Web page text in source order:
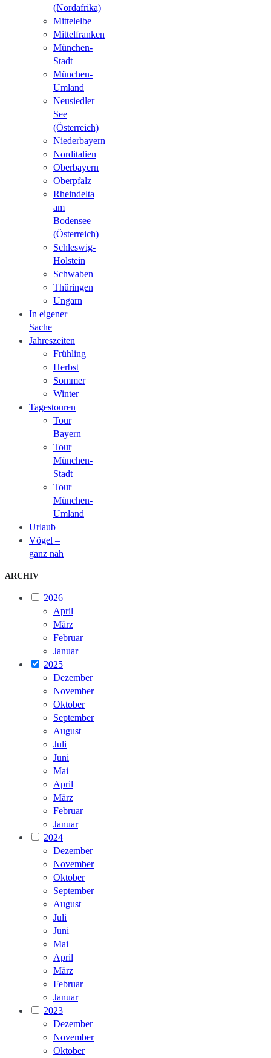
(Nordafrika)
Mittelelbe
Mittelfranken
München-
Stadt
München-
Umland
Neusiedler
See
(Österreich)
Niederbayern
Norditalien
Oberbayern
Oberpfalz
Rheindelta
am
Bodensee
(Österreich)
Schleswig-
Holstein
Schwaben
Thüringen
Ungarn
In eigener
Sache
Jahreszeiten
Frühling
Herbst
Sommer
Winter
Tagestouren
Tour
Bayern
Tour
München-
Stadt
Tour
München-
Umland
Urlaub
Vögel –
ganz nah
ARCHIV
2026
April
März
Februar
Januar
2025
Dezember
November
Oktober
September
August
Juli
Juni
Mai
April
März
Februar
Januar
2024
Dezember
November
Oktober
September
August
Juli
Juni
Mai
April
März
Februar
Januar
2023
Dezember
November
Oktober